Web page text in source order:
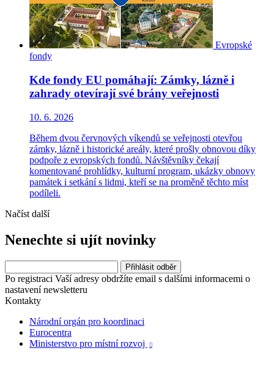
Evropské
fondy
Kde fondy EU pomáhají: Zámky, lázně i
zahrady otevírají své brány veřejnosti
10. 6. 2026
Během dvou červnových víkendů se veřejnosti otevřou
zámky, lázně i historické areály, které prošly obnovou díky
podpoře z evropských fondů. Návštěvníky čekají
komentované prohlídky, kulturní program, ukázky obnovy
památek i setkání s lidmi, kteří se na proměně těchto míst
podíleli.
Načíst další
Nenechte si ujít novinky
Po registraci Vaší adresy obdržíte email s dalšími informacemi o
nastavení newsletteru
Kontakty
Národní orgán pro koordinaci
Eurocentra
Ministerstvo pro místní rozvoj
